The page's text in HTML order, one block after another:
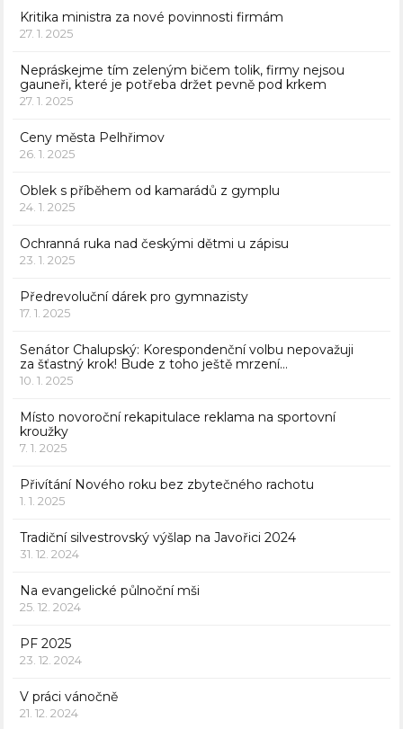
Kritika ministra za nové povinnosti firmám
27. 1. 2025
Nepráskejme tím zeleným bičem tolik, firmy nejsou
gauneři, které je potřeba držet pevně pod krkem
27. 1. 2025
Ceny města Pelhřimov
26. 1. 2025
Oblek s příběhem od kamarádů z gymplu
24. 1. 2025
Ochranná ruka nad českými dětmi u zápisu
23. 1. 2025
Předrevoluční dárek pro gymnazisty
17. 1. 2025
Senátor Chalupský: Korespondenční volbu nepovažuji
za šťastný krok! Bude z toho ještě mrzení…
10. 1. 2025
Místo novoroční rekapitulace reklama na sportovní
kroužky
7. 1. 2025
Přivítání Nového roku bez zbytečného rachotu
1. 1. 2025
Tradiční silvestrovský výšlap na Javořici 2024
31. 12. 2024
Na evangelické půlnoční mši
25. 12. 2024
PF 2025
23. 12. 2024
V práci vánočně
21. 12. 2024